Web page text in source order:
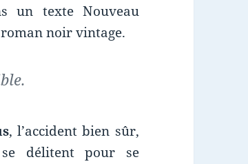
un texte Nouveau
noir vintage.
, l’accident bien sûr,
délitent pour se